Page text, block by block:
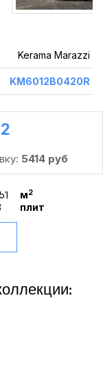
Kerama Marazzi
KM6012B0420R
2
5414 руб
м2
плит